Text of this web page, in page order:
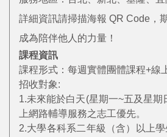
詳細資訊請掃描海報 QR Code，
成為陪伴他人的力量！
課程資訊
課程形式：每週實體團體課程+線
招收對象:
1.未來能於白天(星期一~五及星期
上網路輔導服務之志工優先。
2.大學各科系二年級（含）以上